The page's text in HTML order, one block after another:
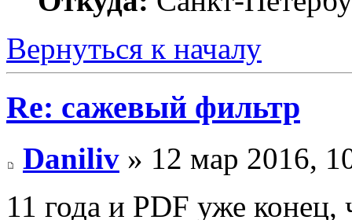
Вернуться к началу
Re: сажевый фильтр
Daniliv » 12 мар 2016,
11 года и PDF уже конец,